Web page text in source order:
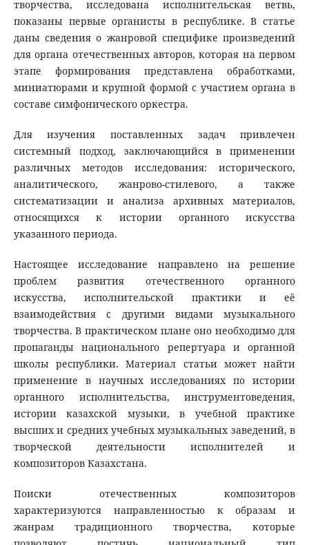
творчества, исследована исполнительская ветвь,
показаны первые органисты в республике. В статье
даны сведения о жанровой специфике произведений
для органа отечественных авторов, которая на первом
этапе формирования представлена обработками,
миниатюрами и крупной формой с участием органа в
составе симфонического оркестра.
Для изучения поставленных задач привлечен
системный подход, заключающийся в применении
различных методов исследования: исторического,
аналитического, жанрово-стилевого, а также
систематизации и анализа архивных материалов,
относящихся к истории органного искусства
указанного периода.
Настоящее исследование направлено на решение
проблем развития отечественного органного
искусства, исполнительской практики и её
взаимодействия с другими видами музыкального
творчества. В практическом плане оно необходимо для
пропаганды национального репертуара и органной
школы республики. Материал статьи может найти
применение в научных исследованиях по истории
органного исполнительства, инструментоведения,
истории казахской музыки, в учебной практике
высших и средних учебных музыкальных заведений, в
творческой деятельности исполнителей и
композиторов Казахстана.
Поиски отечественных композиторов
характеризуются направленностью к образам и
жанрам традиционного творчества, которые